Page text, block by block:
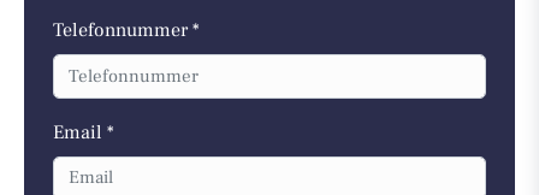
Telefonnummer *
Email *